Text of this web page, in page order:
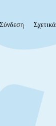
Σχετικά